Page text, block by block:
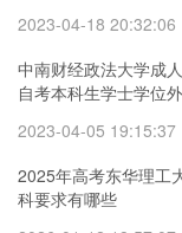
2023-04-18 20:32:06
中南财经政法大学成
自考本科生学士学位
业汇总表
2023-04-05 19:15:37
2025年高考东华理工
科要求有哪些